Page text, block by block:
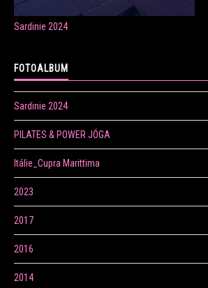
Update cookies preferences
Sardinie 2024
FOTOALBUM
Sardinie 2024
PILATES & POWER JÓGA
Itálie_Cupra Marittima
2023
2017
2016
2014